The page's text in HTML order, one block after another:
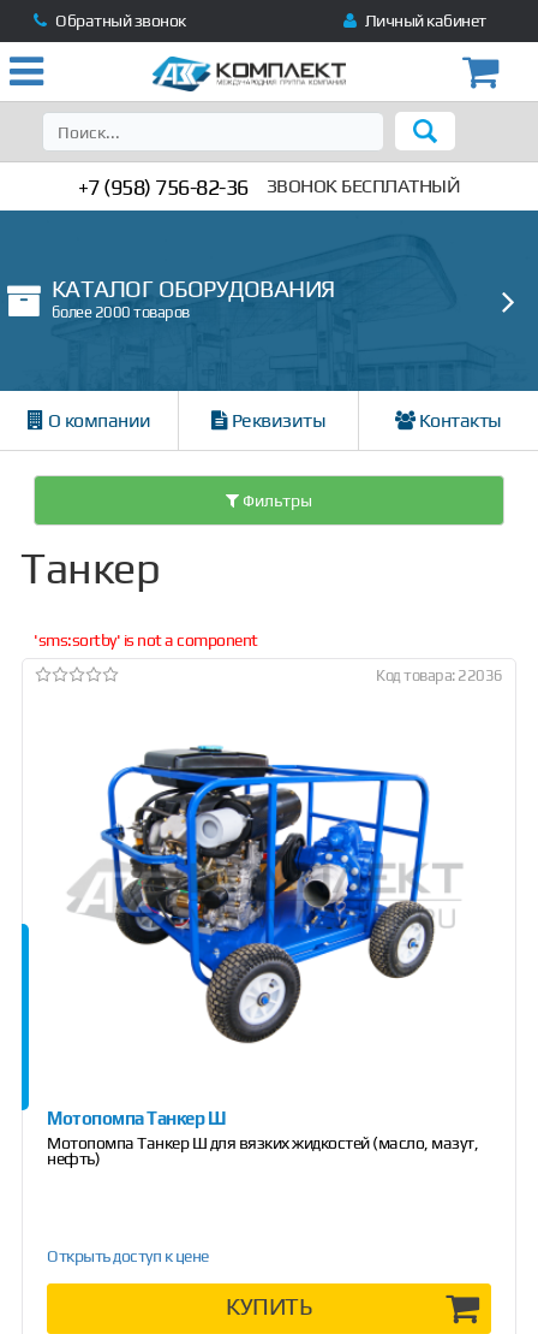
Обратный звонок Личный кабинет
+7 (958) 756-82-36 ЗВОНОК БЕСПЛАТНЫЙ
КАТАЛОГ ОБОРУДОВАНИЯ
более 2000 товаров
О компании Реквизиты Контакты
Фильтры
Танкер
'sms:sortby' is not a component
Код товара: 22036
Мотопомпа Танкер Ш
Мотопомпа Танкер Ш для вязких жидкостей (масло, мазут,
нефть)
Открыть доступ к цене
КУПИТЬ